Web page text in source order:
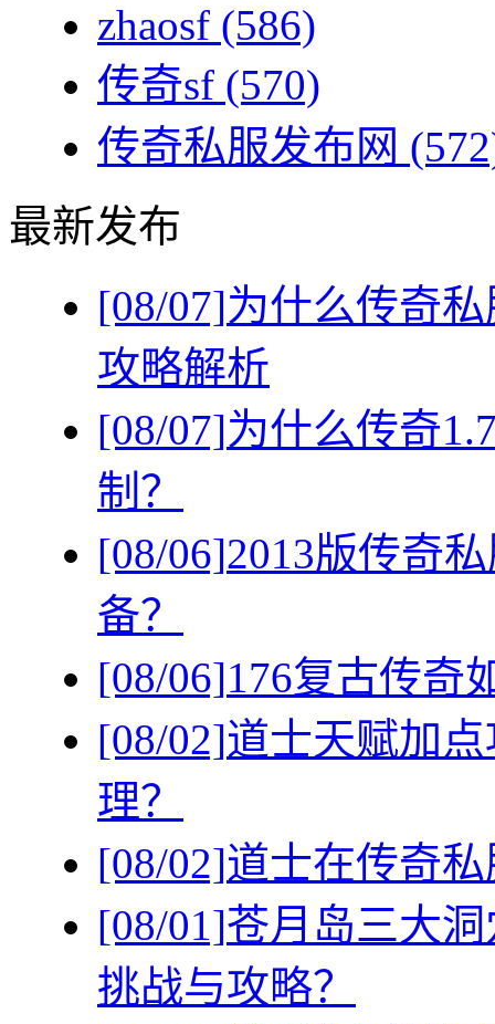
zhaosf (586)
传奇sf (570)
传奇私服发布网
最新发布
[08/07]为什么传奇
攻略解析
[08/07]为什么传奇
制？
[08/06]2013版传奇
备？
[08/06]176复古传奇
[08/02]道士天赋加
理？
[08/02]道士在传奇
[08/01]苍月岛三大
挑战与攻略？